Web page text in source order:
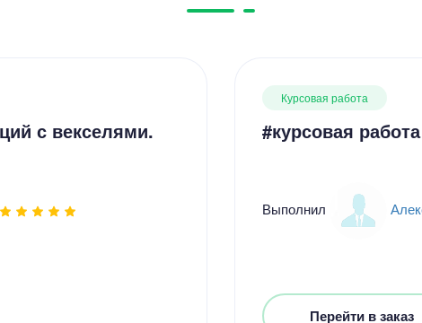
с векселями.
Курсовая работа
#курсовая
Выполнил
Перейти в заказ